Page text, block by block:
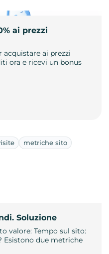
ai prezzi
acquistare ai prezzi
ora e ricevi un bonus
metriche sito
Soluzione
valore: Tempo sul sito:
Esistono due metriche